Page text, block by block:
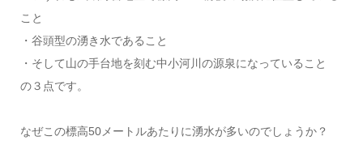
こと
・谷頭型の湧き水であること
・そして山の手台地を刻む中小河川の源泉になっていること
の３点です。
なぜこの標高50メートルあたりに湧水が多いのでしょうか？